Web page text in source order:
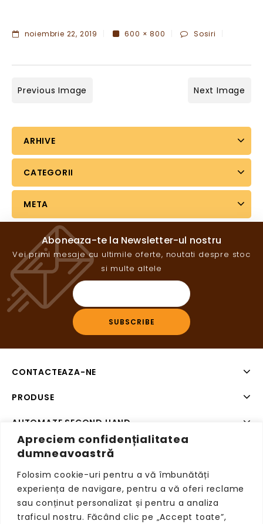
Apreciem confidențialitatea
dumneavoastră
Folosim cookie-uri pentru a vă îmbunătăți
experiența de navigare, pentru a vă oferi reclame
sau conținut personalizat și pentru a analiza
traficul nostru. Făcând clic pe „Accept toate”,
noiembrie 22, 2019 600 × 800 Sosiri
Previous Image Next Image
ARHIVE
CATEGORII
META
Aboneaza-te la Newsletter-ul nostru
Vei primi mesaje cu ultimile oferte, noutati despre stoc
si multe altele
CONTACTEAZA-NE
PRODUSE
AUTOMATE SECOND HAND
SISTEME DE PLATA SECOND HAND
Copyright © 2026 VendingRetail, Toate drepturile
rezervate.